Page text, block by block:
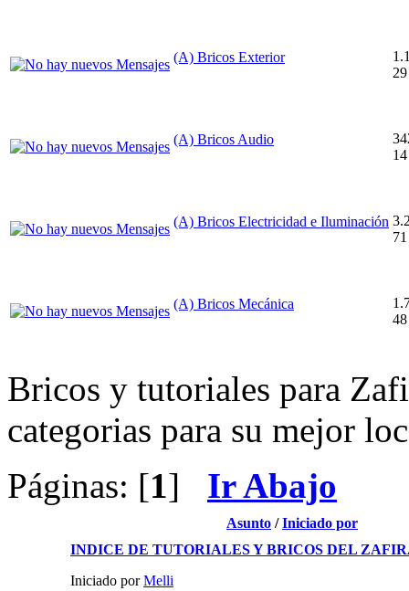
(A) Bricos Exterior
(A) Bricos Audio
(A) Bricos Electricidad e Iluminación
(A) Bricos Mecánica
Bricos y tutoriales para
categorias para su mejor
Páginas: [1] Ir Abajo
Asunto /Iniciado por
INDICE DE TUTORIALES Y BRICOS DEL
Iniciado porMelli